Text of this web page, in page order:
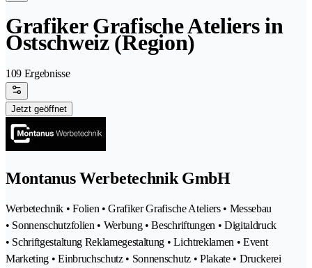
Grafiker Grafische Ateliers in
Ostschweiz (Region)
109 Ergebnisse
Jetzt geöffnet
Montanus Werbetechnik GmbH
Werbetechnik • Folien • Grafiker Grafische Ateliers • Messebau
• Sonnenschutzfolien • Werbung • Beschriftungen • Digitaldruck
• Schriftgestaltung Reklamegestaltung • Lichtreklamen • Event
Marketing • Einbruchschutz • Sonnenschutz • Plakate • Druckerei